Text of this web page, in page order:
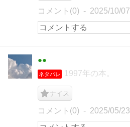
コメント(0) 2025/10/07
●●
ネタバレ 1997年の本。
ナイス
コメント(0) 2025/05/23